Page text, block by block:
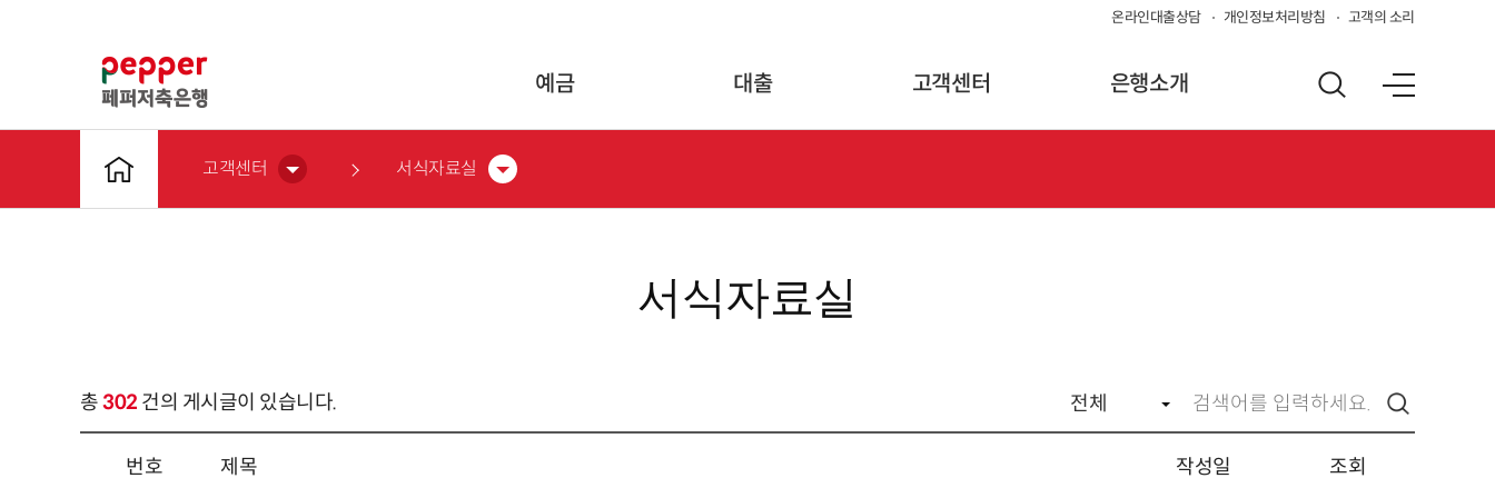
온라인대출상담 개인정보처리방침 고객의 소리
예금 대출 고객센터 은행소개
고객센터 서식자료실
서식자료실
총302 건의 게시글이 있습니다.
번호 제목 작성일 조회